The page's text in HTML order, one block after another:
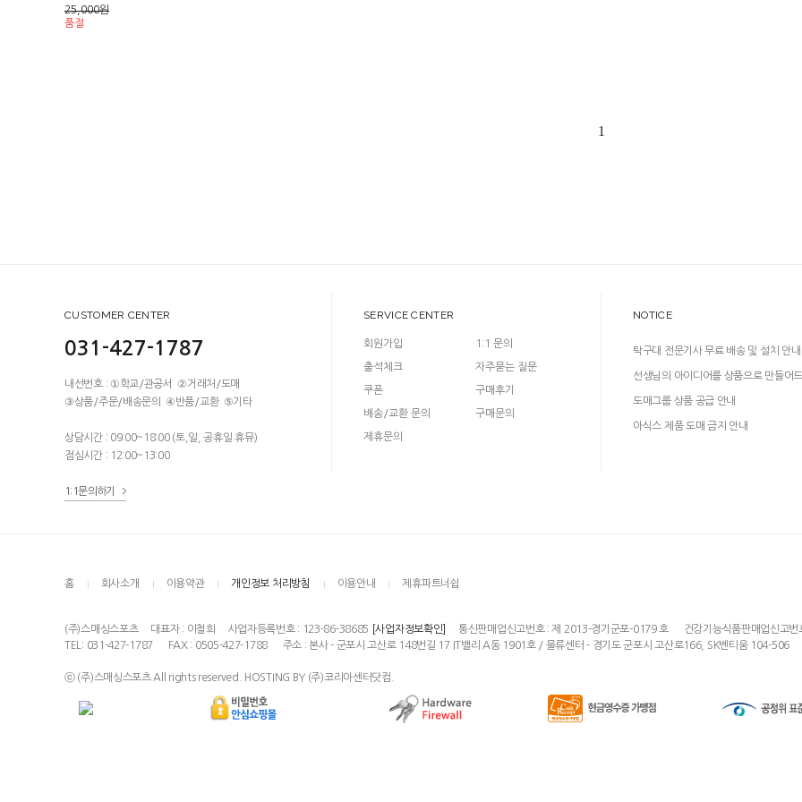
25,000원
품절
1
CUSTOMER CENTER
031-427-1787
내선번호 : ①학교/관공서 ②거래처/도매
③상품/주문/배송문의 ④반품/교환 ⑤기타
상담시간 : 09:00~18:00 (토,일, 공휴일 휴뮤)
점심시간 : 12:00~13:00
1:1문의하기
SERVICE CENTER
회원가입
출석체크
쿠폰
배송/교환 문의
제휴문의
1:1 문의
자주묻는 질문
구매후기
구매문의
NOTICE
탁구대 전문기사 무료 배송 및 설치 안내
선생님의 아이디어를 상품으로 만들어
다!
도매그룹 상품 공급 안내
아식스 제품 도매 금지 안내
홈 회사소개 이용약관 개인정보 처리방침 이용안내 제휴파트너쉽
(주)스매싱스포츠 대표자 : 이철희 사업자등록번호 : 123-86-38685 [사업자정보확인] 통신판매업신고번호 : 제 2013-경기군포-0179 호
건강기능식품판매업신고
TEL: 031-427-1787
FAX : 0505-427-1788 주소 : 본사 - 군포시 고산로 148번길 17 IT밸리 A동 1901호 / 물류센터 - 경기도 군포시 고산로166, SK벤티움 104-506
ⓒ (주)스매싱스포츠 All rights reserved. HOSTING BY (주)코리아센터닷컴.